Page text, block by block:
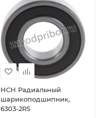
HCH Радиальный
шарикоподшипник,
6303-2RS